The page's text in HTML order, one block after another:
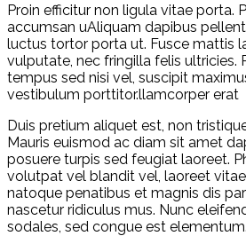
Proin efficitur non ligula vitae porta.
accumsan uAliquam dapibus
luctus tortor porta ut. Fusce mattis
vulputate, nec fringilla felis ultricies.
tempus sed nisi vel, suscipit
vestibulum porttitor.llamcorper erat
Duis pretium aliquet est, non
Mauris euismod ac diam sit amet
posuere turpis sed feugiat laoreet.
volutpat vel blandit vel, laoreet
natoque penatibus et magnis dis
nascetur ridiculus mus. Nunc
sodales, sed congue est